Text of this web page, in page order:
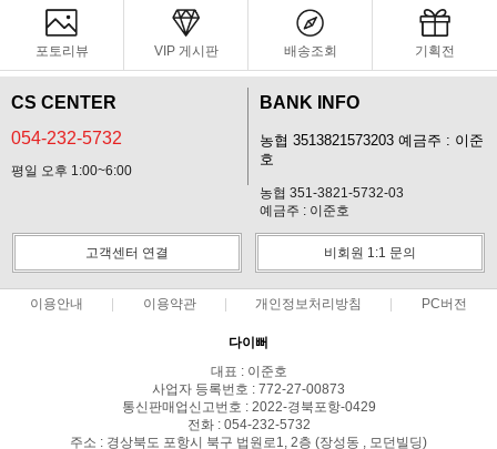
포토리뷰 VIP 게시판 배송조회 기획전
CS CENTER
054-232-5732
평일 오후 1:00~6:00
BANK INFO
농협 3513821573203 예금주 : 이준
호
농협 351-3821-5732-03
예금주 : 이준호
고객센터 연결 비회원 1:1 문의
이용안내 이용약관 개인정보처리방침 PC버전
다이뻐
대표 : 이준호
사업자 등록번호 : 772-27-00873
통신판매업신고번호 : 2022-경북포항-0429
전화 : 054-232-5732
주소 : 경상북도 포항시 북구 법원로1, 2층 (장성동 , 모던빌딩)